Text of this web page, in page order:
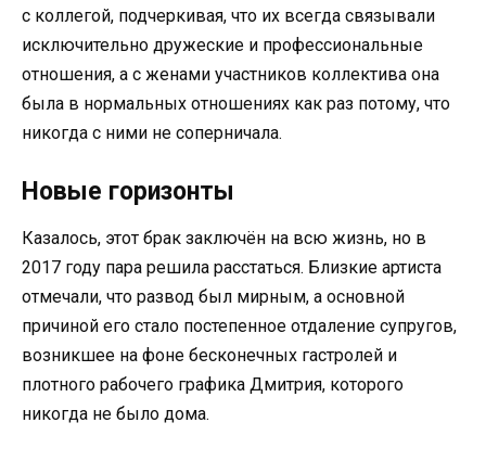
с коллегой, подчеркивая, что их всегда связывали
исключительно дружеские и профессиональные
отношения, а с женами участников коллектива она
была в нормальных отношениях как раз потому, что
никогда с ними не соперничала.
Новые горизонты
Казалось, этот брак заключён на всю жизнь, но в
2017 году пара решила расстаться. Близкие артиста
отмечали, что развод был мирным, а основной
причиной его стало постепенное отдаление супругов,
возникшее на фоне бесконечных гастролей и
плотного рабочего графика Дмитрия, которого
никогда не было дома.